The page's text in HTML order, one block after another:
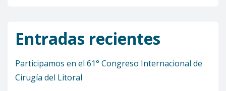
Entradas recientes
Participamos en el 61° Congreso Internacional de
Cirugía del Litoral